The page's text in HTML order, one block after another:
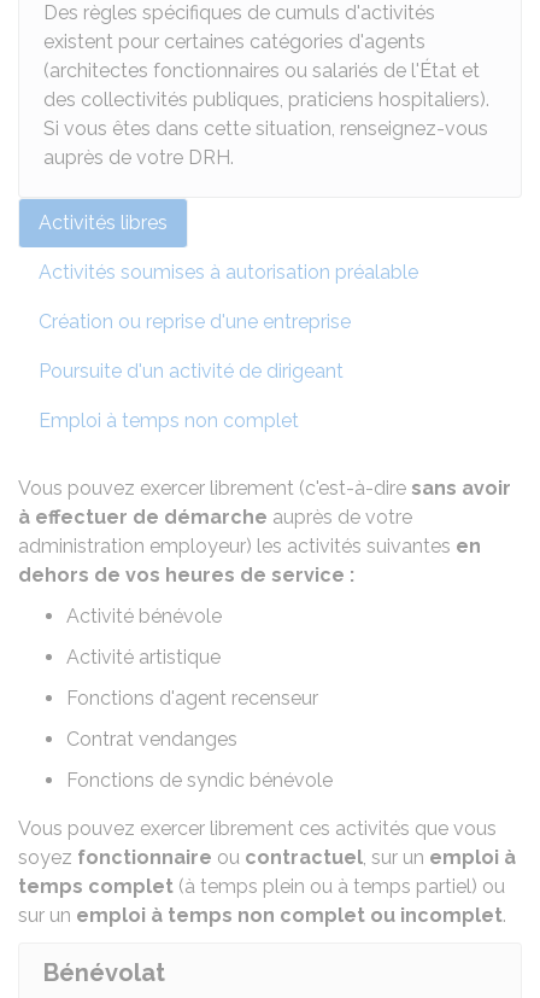
Des règles spécifiques de cumuls d'activités
existent pour certaines catégories d'agents
(architectes fonctionnaires ou salariés de l'État et
des collectivités publiques, praticiens hospitaliers).
Si vous êtes dans cette situation, renseignez-vous
auprès de votre DRH.
Activités libres
Activités soumises à autorisation préalable
Création ou reprise d'une entreprise
Poursuite d'un activité de dirigeant
Emploi à temps non complet
Vous pouvez exercer librement (c'est-à-dire sans avoir
à effectuer de démarche auprès de votre
administration employeur) les activités suivantes en
dehors de vos heures de service :
Activité bénévole
Activité artistique
Fonctions d'agent recenseur
Contrat vendanges
Fonctions de syndic bénévole
Vous pouvez exercer librement ces activités que vous
soyez fonctionnaire ou contractuel, sur un emploi à
temps complet (à temps plein ou à temps partiel) ou
sur un emploi à temps non complet ou incomplet.
Bénévolat